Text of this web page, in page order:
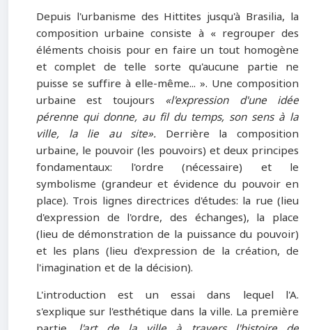
Depuis l'urbanisme des Hittites jusqu'à Brasilia, la
composition urbaine consiste à « regrouper des
éléments choisis pour en faire un tout homogène
et complet de telle sorte qu'aucune partie ne
puisse se suffire à elle-même... ». Une composition
urbaine est toujours «l'expression d'une idée
pérenne qui donne, au fil du temps, son sens à la
ville, la lie au site». Derrière la composition
urbaine, le pouvoir (les pouvoirs) et deux principes
fondamentaux: l'ordre (nécessaire) et le
symbolisme (grandeur et évidence du pouvoir en
place). Trois lignes directrices d'études: la rue (lieu
d'expression de l'ordre, des échanges), la place
(lieu de démonstration de la puissance du pouvoir)
et les plans (lieu d'expression de la création, de
l'imagination et de la décision).
L'introduction est un essai dans lequel l'A.
s'explique sur l'esthétique dans la ville. La première